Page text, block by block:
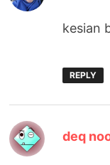
kesian
REPLY
deq